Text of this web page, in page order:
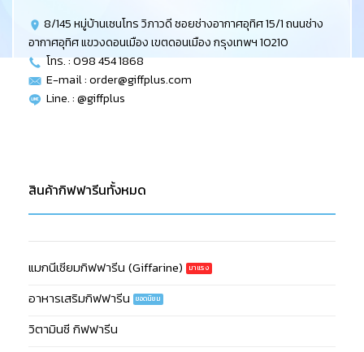
8/145 หมู่บ้านเซนโทร วิภาวดี ซอยช่างอากาศอุทิศ 15/1 ถนนช่าง
อากาศอุทิศ แขวงดอนเมือง เขตดอนเมือง กรุงเทพฯ 10210
โทร. : 098 454 1868
E-mail :order@giffplus.com
Line. : @giffplus
สินค้ากิฟฟารีนทั้งหมด
แมกนีเซียมกิฟฟารีน (Giffarine)
อาหารเสริมกิฟฟารีน
วิตามินซี กิฟฟารีน